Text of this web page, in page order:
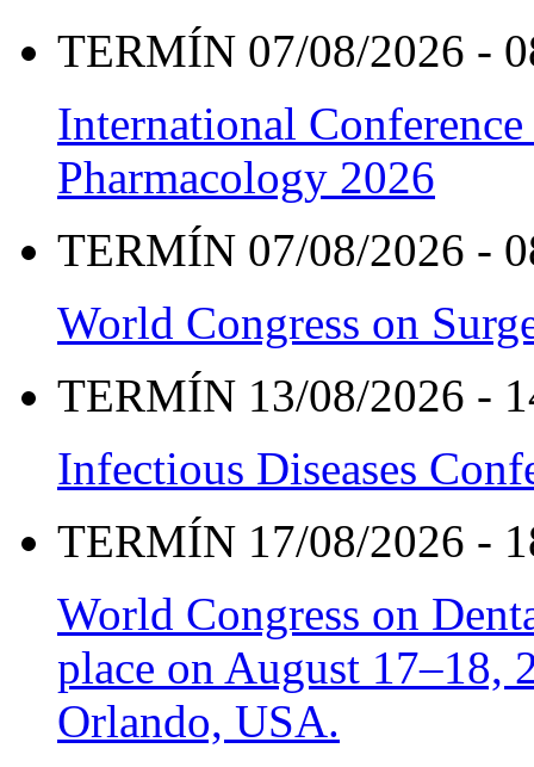
TERMÍN 07/08/2026 -
International
Pharmacology 2026
TERMÍN 07/08/2026 -
World Congress on
TERMÍN 13/08/2026 -
Infectious Diseases
TERMÍN 17/08/2026 -
World Congress on
place on August 17–18,
Orlando, USA.